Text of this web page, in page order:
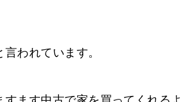
われています。